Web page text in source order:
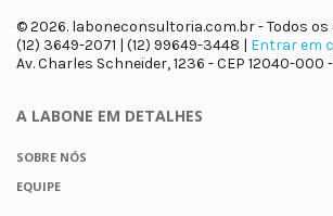
© 2026. laboneconsultoria.com.br - Todos
(12) 3649-2071 | (12) 99649-3448 | Entrar em
Av. Charles Schneider, 1236 - CEP 12040-000
A LABONE EM DETALHES
SOBRE NÓS
EQUIPE